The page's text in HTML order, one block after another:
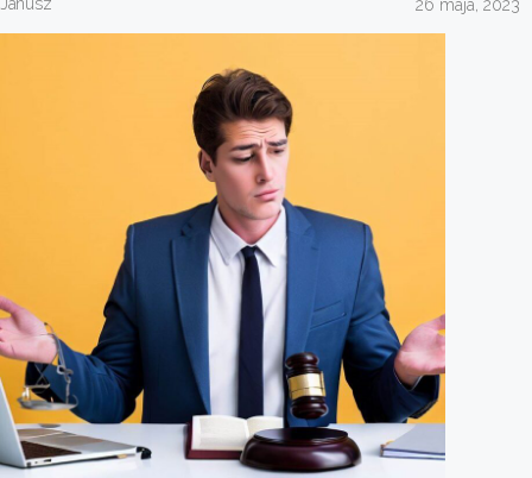
26 maja, 2023